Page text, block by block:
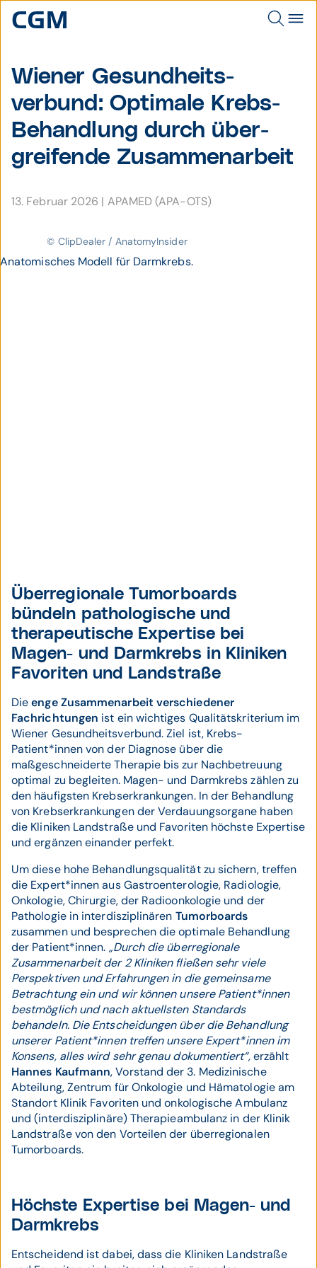
Wiener Gesund­heits­
verbund: Optimale Krebs-
Behand­lung durch über­
grei­fende Zusam­men­arbeit
13. Februar 2026 | APAMED (APA-OTS)
© ClipDealer / AnatomyInsider
Anatomisches Modell für Darmkrebs.
Überregionale Tumorboards
bündeln pathologische und
therapeutische Expertise bei
Magen- und Darmkrebs in Kliniken
Favoriten und Landstraße
Dieenge Zusammenarbeit verschiedener
Fachrichtungen ist ein wichtiges Qualitätskriterium im
Wiener Gesundheitsverbund. Ziel ist, Krebs-
Patient*innen von der Diagnose über die
maßgeschneiderte Therapie bis zur Nachbetreuung
optimal zu begleiten. Magen- und Darmkrebs zählen zu
den häufigsten Krebserkrankungen. In der Behandlung
von Krebserkrankungen der Verdauungsorgane haben
die Kliniken Landstraße und Favoriten höchste Expertise
und ergänzen einander perfekt.
Um diese hohe Behandlungsqualität zu sichern, treffen
die Expert*innen aus Gastroenterologie, Radiologie,
Onkologie, Chirurgie, der Radioonkologie und der
Pathologie in interdisziplinären Tumorboards
zusammen und besprechen die optimale Behandlung
der Patient*innen. „Durch die überregionale
Zusammenarbeit der 2 Kliniken fließen sehr viele
Perspektiven und Erfahrungen in die gemeinsame
Betrachtung ein und wir können unsere Patient*innen
bestmöglich und nach aktuellsten Standards
behandeln. Die Entscheidungen über die Behandlung
unserer Patient*innen treffen unsere Expert*innen im
Konsens, alles wird sehr genau dokumentiert“,erzählt
Hannes Kaufmann, Vorstand der 3. Medizinische
Abteilung, Zentrum für Onkologie und Hämatologie am
Standort Klinik Favoriten und onkologische Ambulanz
und (interdisziplinäre) Therapieambulanz in der Klinik
Landstraße von den Vorteilen der überregionalen
Tumorboards.
Höchste Expertise bei Magen- und
Darmkrebs
Entscheidend ist dabei, dass die Kliniken Landstraße